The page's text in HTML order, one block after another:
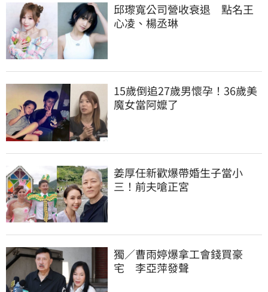
邱瓈寬公司營收衰退　點名王
心凌、楊丞琳
15歲倒追27歲男懷孕！36歲美
魔女當阿嬤了
姜厚任新歡爆帶婚生子當小
三！前夫嗆正宮
獨／曹雨婷爆拿工會錢買豪
宅　李亞萍發聲